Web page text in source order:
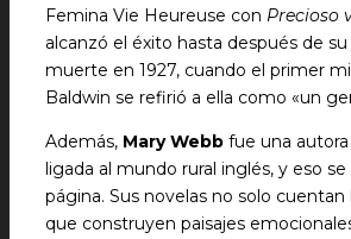
Femina Vie Heureuse con Precioso
alcanzó el éxito hasta después de
muerte en 1927, cuando el primer
Baldwin se refirió a ella como «un
Además, Mary Webb fue una
ligada al mundo rural inglés, y eso
página. Sus novelas no solo cuentan
que construyen paisajes